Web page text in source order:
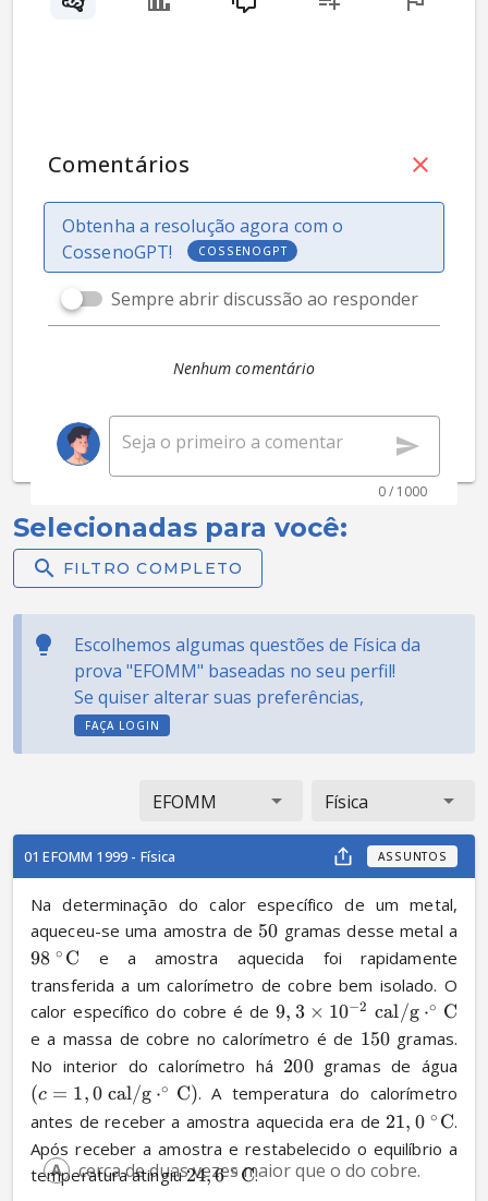
Comentários
Obtenha a resolução agora com o
CossenoGPT!
COSSENOGPT
Sempre abrir discussão ao responder
Nenhum comentário
0 / 1000
Selecionadas para você:
FILTRO COMPLETO
Escolhemos algumas questões de Física da
prova "EFOMM" baseadas no seu perfil!
Se quiser alterar suas preferências,
FAÇA LOGIN
EFOMM Física
01 EFOMM 1999 - Física ASSUNTOS
Na determinação do calor específico de um metal,
aqueceu-se uma amostra de 50 gramas desse metal a
98 ∘ C e a amostra aquecida foi rapidamente
transferida a um calorímetro de cobre bem isolado. O
calor específico do cobre é de 9, 3 × 10−2 cal/g ⋅∘ C
e a massa de cobre no calorímetro é de 150 gramas.
No interior do calorímetro há 200 gramas de água
(c = 1,0 cal/g ⋅∘ C). A temperatura do calorímetro
antes de receber a amostra aquecida era de 21, 0 ∘ C.
Após receber a amostra e restabelecido o equilíbrio a
temperatura atingiu 24, 6 ∘ C.
cerca de duas vezes maior que o do cobre.